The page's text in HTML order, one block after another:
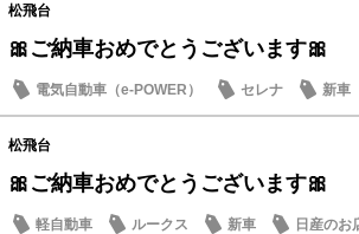
松飛台
🎀ご納車おめでとうございます🎀
電気自動車（e-POWER） セレナ 新車
松飛台
🎀ご納車おめでとうございます🎀
軽自動車 ルークス 新車 日産のお